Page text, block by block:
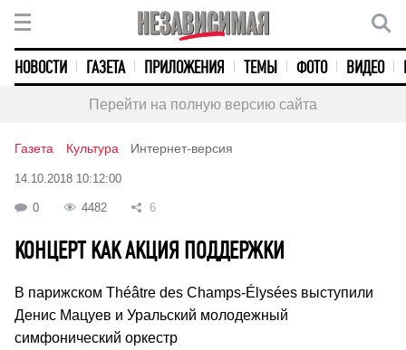
НОВОСТИ ГАЗЕТА ПРИЛОЖЕНИЯ ТЕМЫ ФОТО ВИДЕО
Перейти на полную версию сайта
Газета Культура Интернет-версия
14.10.2018 10:12:00
0 4482 6
КОНЦЕРТ КАК АКЦИЯ ПОДДЕРЖКИ
В парижском Théâtre des Champs-Élysées выступили
Денис Мацуев и Уральский молодежный
симфонический оркестр